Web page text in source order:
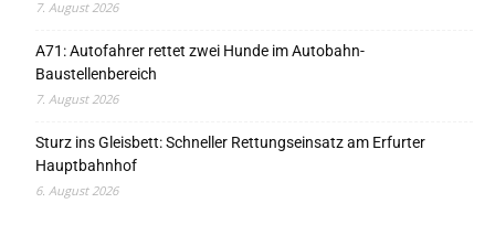
7. August 2026
A71: Autofahrer rettet zwei Hunde im Autobahn-
Baustellenbereich
7. August 2026
Sturz ins Gleisbett: Schneller Rettungseinsatz am Erfurter
Hauptbahnhof
6. August 2026